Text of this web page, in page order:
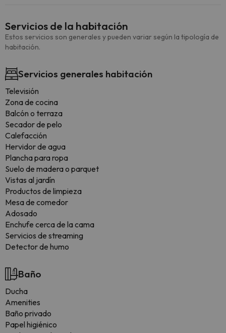
Servicios de la habitación
Estos servicios son generales y pueden variar según la tipología de
habitación.
Servicios generales habitación
Televisión
Zona de cocina
Balcón o terraza
Secador de pelo
Calefacción
Hervidor de agua
Plancha para ropa
Suelo de madera o parquet
Vistas al jardín
Productos de limpieza
Mesa de comedor
Adosado
Enchufe cerca de la cama
Servicios de streaming
Detector de humo
Baño
Ducha
Amenities
Baño privado
Papel higiénico